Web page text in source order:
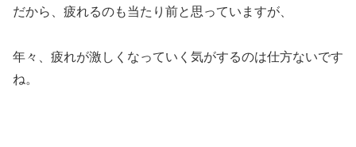
だから、疲れるのも当たり前と思っていますが、
年々、疲れが激しくなっていく気がするのは仕方ないです
ね。